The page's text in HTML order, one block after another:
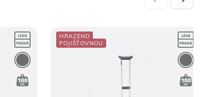
HRAZENO
POJIŠŤOVNOU